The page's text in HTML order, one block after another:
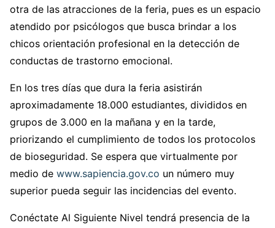
otra de las atracciones de la feria, pues es un espacio
atendido por psicólogos que busca brindar a los
chicos orientación profesional en la detección de
conductas de trastorno emocional.
En los tres días que dura la feria asistirán
aproximadamente 18.000 estudiantes, divididos en
grupos de 3.000 en la mañana y en la tarde,
priorizando el cumplimiento de todos los protocolos
de bioseguridad. Se espera que virtualmente por
medio de www.sapiencia.gov.co un número muy
superior pueda seguir las incidencias del evento.
Conéctate Al Siguiente Nivel tendrá presencia de la